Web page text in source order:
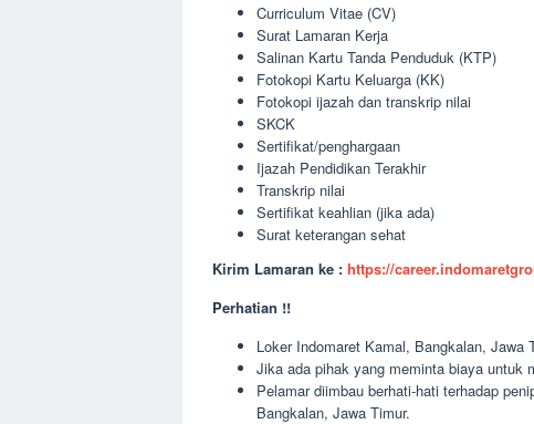
Curriculum Vitae (CV)
Surat Lamaran Kerja
Salinan Kartu Tanda Penduduk (KTP)
Fotokopi Kartu Keluarga (KK)
Fotokopi ijazah dan transkrip nilai
SKCK
Sertifikat/penghargaan
Ijazah Pendidikan Terakhir
Transkrip nilai
Sertifikat keahlian (jika ada)
Surat keterangan sehat
Kirim Lamaran ke : https://
Perhatian !!
Loker Indomaret Kamal, Bangkalan, Jawa
Jika ada pihak yang meminta biaya untuk
Pelamar diimbau berhati-hati terhadap
Bangkalan, Jawa Timur.